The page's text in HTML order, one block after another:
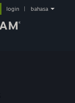
login bahasa